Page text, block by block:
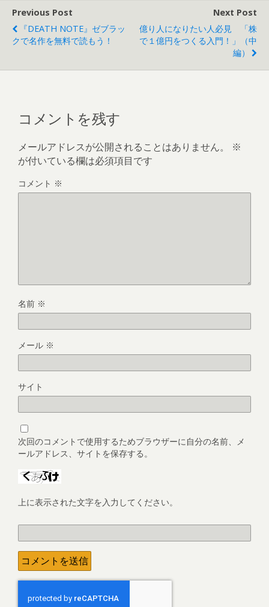
Previous Post
『DEATH NOTE』ゼブラッ
クで名作を無料で読もう！
Next Post
億り人になりたい人必見 「株
で１億円をつくる入門！」（中
編）
コメントを残す
メールアドレスが公開されることはありません。
※
が付いている欄は必須項目です
コメント ※
名前 ※
メール ※
サイト
次回のコメントで使用するためブラウザーに自分の名前、メ
ールアドレス、サイトを保存する。
上に表示された文字を入力してください。